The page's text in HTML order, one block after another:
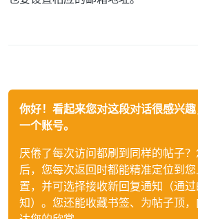
你好！看起来您对这段对话很感兴
一个账号。
厌倦了每次访问都刷到同样的帖子
后，您每次返回时都能精准定位到
置，并可选择接收新回复通知（通
知）。您还能收藏书签、为帖子顶